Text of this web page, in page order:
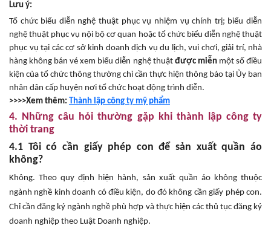
Lưu ý:
Tổ chức biểu diễn nghệ thuật phục vụ nhiệm vụ chính trị; biểu diễn
nghệ thuật phục vụ nội bộ cơ quan hoặc tổ chức biểu diễn nghệ thuật
phục vụ tại các cơ sở kinh doanh dịch vụ du lịch, vui chơi, giải trí, nhà
hàng không bán vé xem biểu diễn nghệ thuật được miễnmột số điều
kiện của tổ chức thông thường chỉ cần thực hiện thông báo tại Ủy ban
nhân dân cấp huyện nơi tổ chức hoạt động trình diễn.
>>>>Xem thêm: Thành lập công ty mỹ phẩm
4. Những câu hỏi thường gặp khi thành lập công ty
thời trang
4.1 Tôi có cần giấy phép con để sản xuất quần áo
không?
Không. Theo quy định hiện hành, sản xuất quần áo không thuộc
ngành nghề kinh doanh có điều kiện, do đó không cần giấy phép con.
Chỉ cần đăng ký ngành nghề phù hợp và thực hiện các thủ tục đăng ký
doanh nghiệp theo Luật Doanh nghiệp.